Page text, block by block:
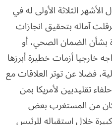
الثلاثة الأولى له في
آماله بتحقيق انجازات
بشأن الضمان الصحي، أو
خارجيا أزمات خطيرة أبرزها
فضلا عن توتر العلاقات مع
تقليديين لأمريكا بمن
كان من المستغرب بعض
خلال استقباله للرئيس